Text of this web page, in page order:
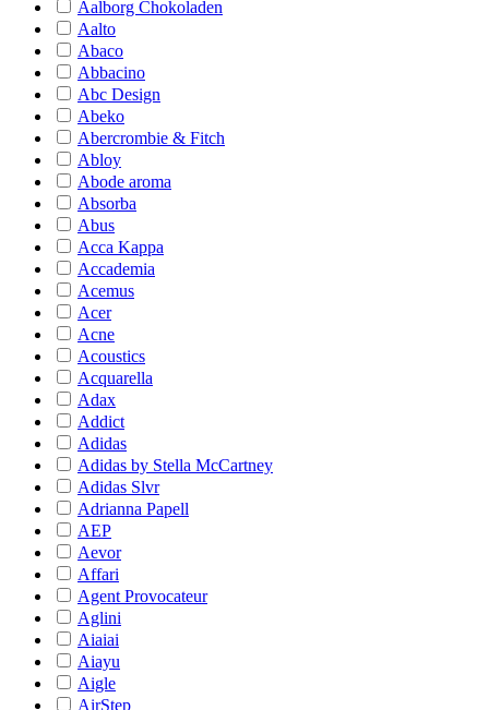
Aalborg Chokoladen
Aalto
Abaco
Abbacino
Abc Design
Abeko
Abercrombie & Fitch
Abloy
Abode aroma
Absorba
Abus
Acca Kappa
Accademia
Acemus
Acer
Acne
Acoustics
Acquarella
Adax
Addict
Adidas
Adidas by Stella McCartney
Adidas Slvr
Adrianna Papell
AEP
Aevor
Affari
Agent Provocateur
Aglini
Aiaiai
Aiayu
Aigle
AirStep